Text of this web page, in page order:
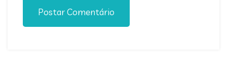
Postar Comentário